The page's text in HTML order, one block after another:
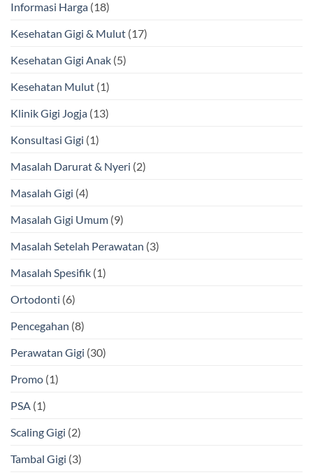
Informasi Harga (18)
Kesehatan Gigi & Mulut (17)
Kesehatan Gigi Anak (5)
Kesehatan Mulut (1)
Klinik Gigi Jogja (13)
Konsultasi Gigi (1)
Masalah Darurat & Nyeri (2)
Masalah Gigi (4)
Masalah Gigi Umum (9)
Masalah Setelah Perawatan (3)
Masalah Spesifik (1)
Ortodonti (6)
Pencegahan (8)
Perawatan Gigi (30)
Promo (1)
PSA (1)
Scaling Gigi (2)
Tambal Gigi (3)